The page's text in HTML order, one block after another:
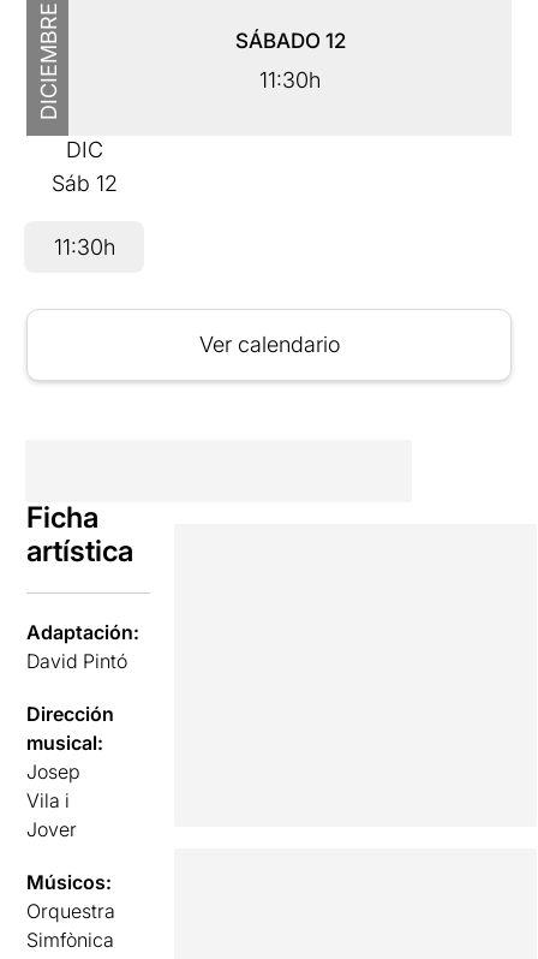
DICIEMBRE SÁBADO 12
11:30h
DIC
Sáb 12
11:30h
Ver calendario
Ficha
artística
Adaptación:
David Pintó
Dirección
musical:
Josep
Vila i
Jover
Músicos:
Orquestra
Simfònica